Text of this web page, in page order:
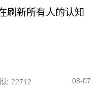
刷新所有人的认知
22712 08-07